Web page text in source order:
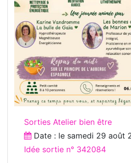
Sorties Atelier bien être
Date : le samedi 29 août
Idée sortie n° 342084